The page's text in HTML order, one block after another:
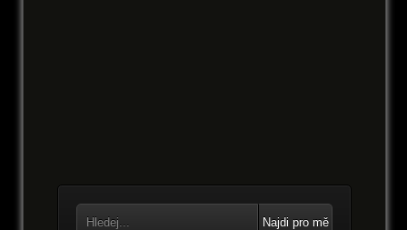
Najdi pro mě